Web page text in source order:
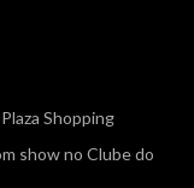
Shopping
show no Clube do